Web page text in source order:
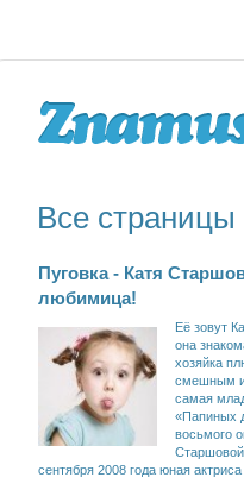
Все страницы
Пуговка - Катя
любимица!
Её зовут
она
хозяйка
смешным
самая
«Папиных
восьмого
Старшовой
сентября 2008 года юная